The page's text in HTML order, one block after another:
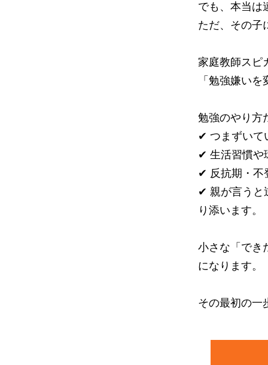
でも、本当は
ただ、その子
家庭教師スピ
「勉強嫌い
勉強のやり方
✔ つまずいて
✔ 生活習慣や
✔ 反抗期・不
✔ 親が言うと
り添います。
小さな「でき
になります。
その最初の一